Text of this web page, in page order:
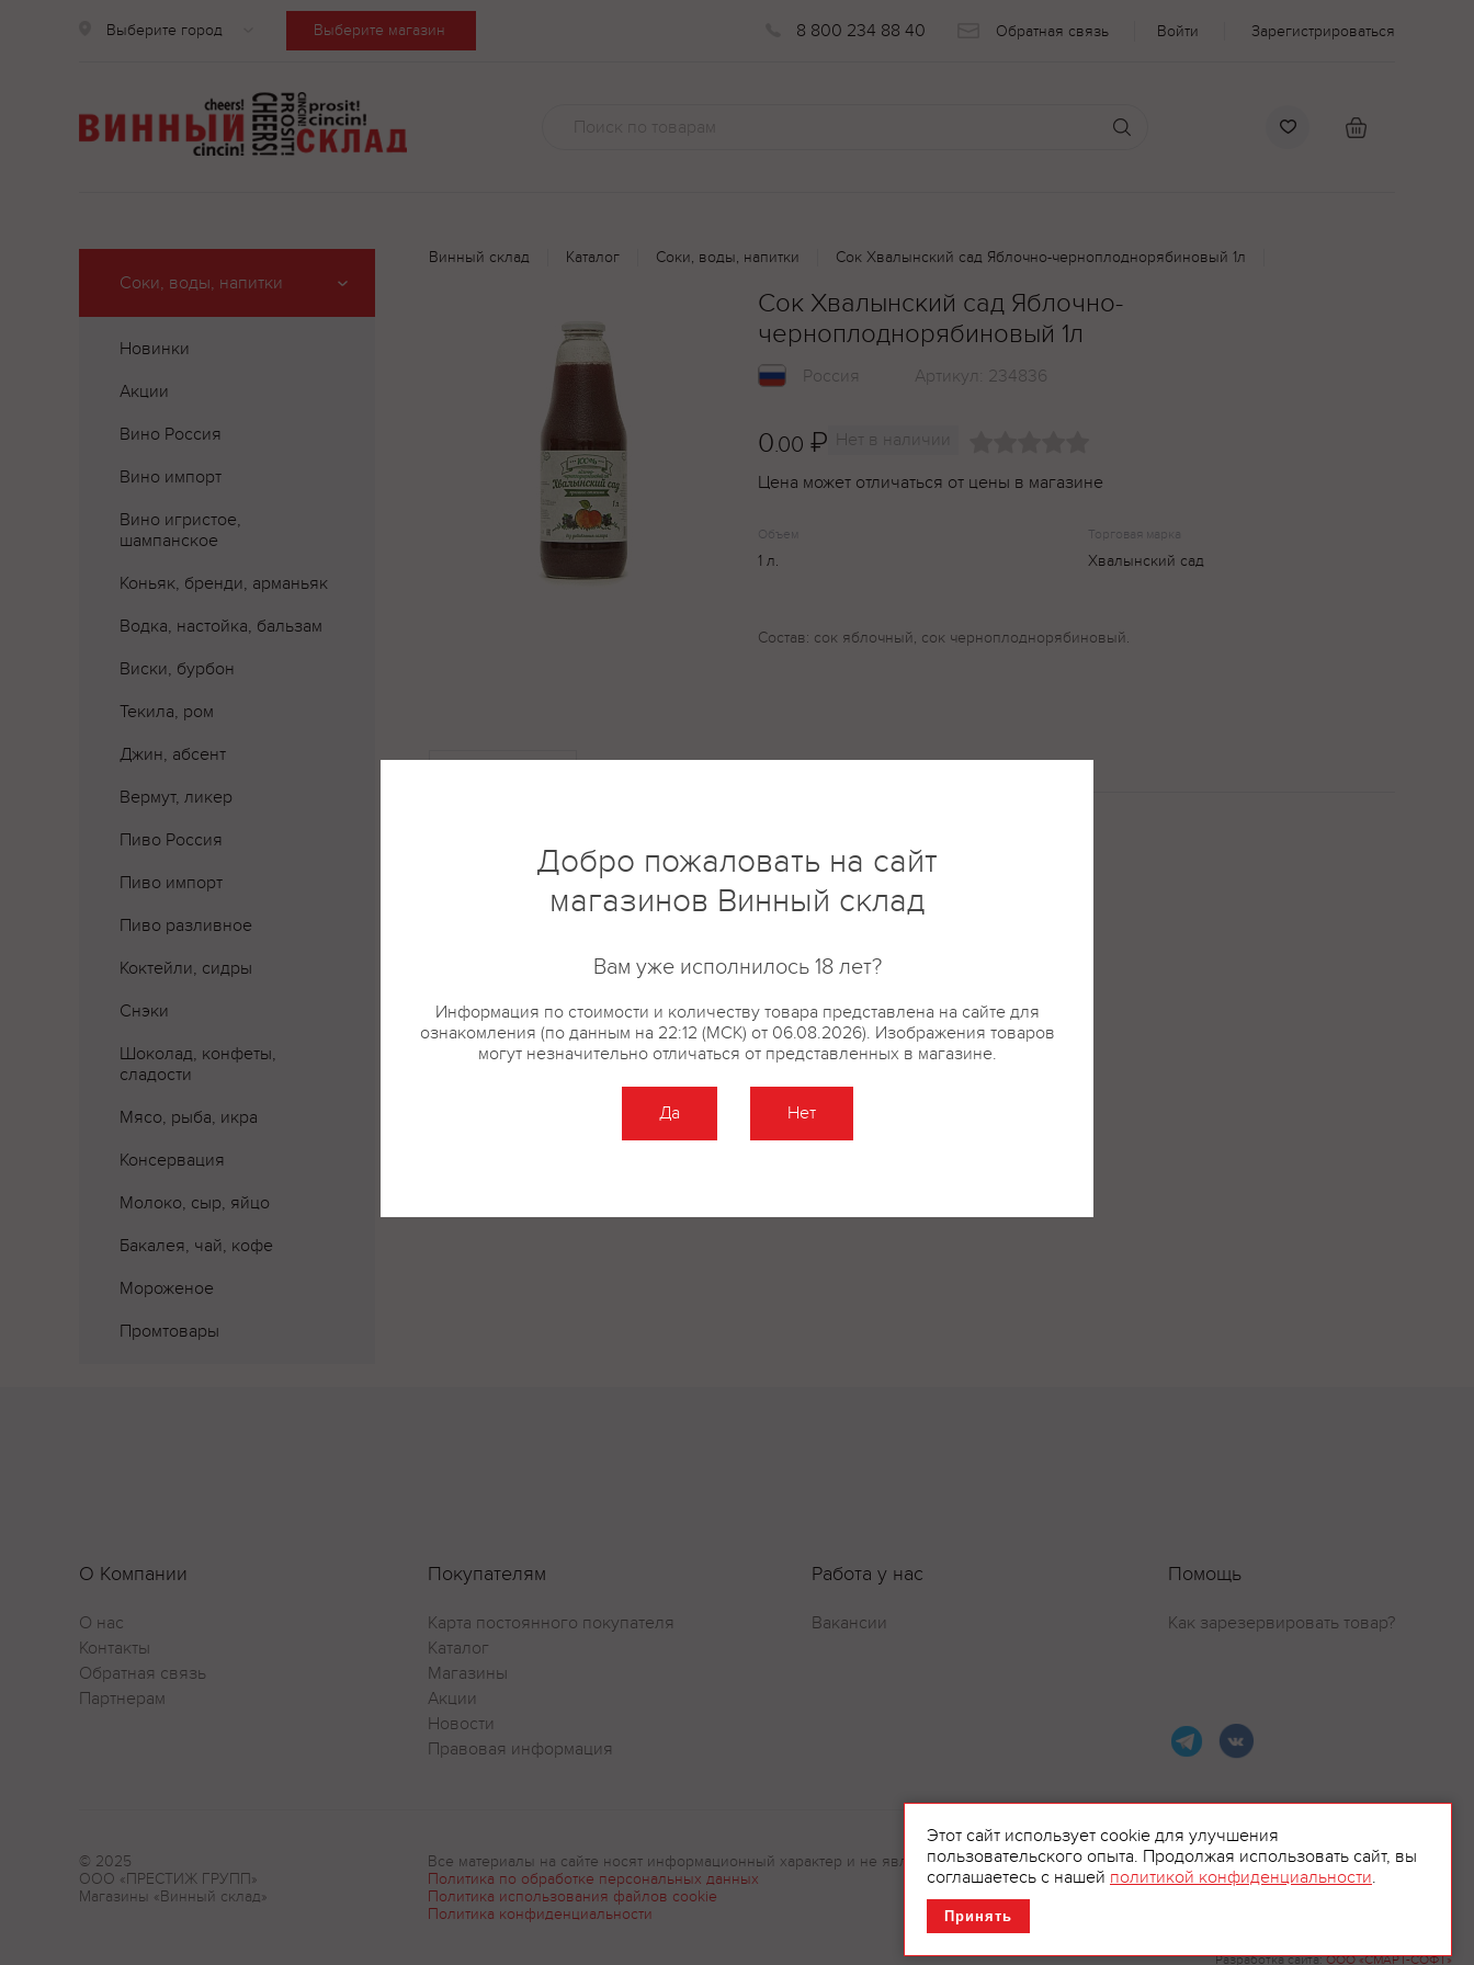
Выберите город Выберите магазин 8 800 234 88 40 Обратная связь Войти Зарегистрироваться
Соки, воды, напитки
Новинки
Акции
Вино Россия
Вино импорт
Вино игристое,
шампанское
Коньяк, бренди, арманьяк
Водка, настойка, бальзам
Виски, бурбон
Текила, ром
Джин, абсент
Вермут, ликер
Пиво Россия
Пиво импорт
Пиво разливное
Коктейли, сидры
Снэки
Шоколад, конфеты,
сладости
Мясо, рыба, икра
Консервация
Молоко, сыр, яйцо
Бакалея, чай, кофе
Мороженое
Промтовары
Винный склад Каталог Соки, воды, напитки Сок Хвалынский сад Яблочно-черноплоднорябиновый 1л
Сок Хвалынский сад Яблочно-
черноплоднорябиновый 1л
Россия Артикул: 234836
0.00 ₽ Нет в наличии
Цена может отличаться от цены в магазине
Объем
1 л.
Торговая марка
Хвалынский сад
Состав: сок яблочный, сок черноплоднорябиновый.
Разработка сайта:ООО «СМАРТ-СОФТ»
О Компании
О нас
Контакты
Обратная связь
Партнерам
Покупателям
Карта постоянного покупателя
Каталог
Магазины
Акции
Новости
Правовая информация
Работа у нас
Вакансии
Помощь
Как зарезервировать товар?
© 2025
ООО «ПРЕСТИЖ ГРУПП»
Магазины «Винный склад»
Все материалы на сайте носят информационный характер и не являются рекламой.
Политика по обработке персональных данных
Политика использования файлов cookie
Политика конфиденциальности
Этот сайт использует cookie для улучшения
пользовательского опыта. Продолжая использовать сайт, вы
соглашаетесь с нашей политикой конфиденциальности.
Принять
Добро пожаловать на сайт
магазинов Винный склад
Вам уже исполнилось 18 лет?
Информация по стоимости и количеству товара представлена на сайте для
ознакомления (по данным на 22:12 (МСК) от 06.08.2026). Изображения товаров
могут незначительно отличаться от представленных в магазине.
Да Нет